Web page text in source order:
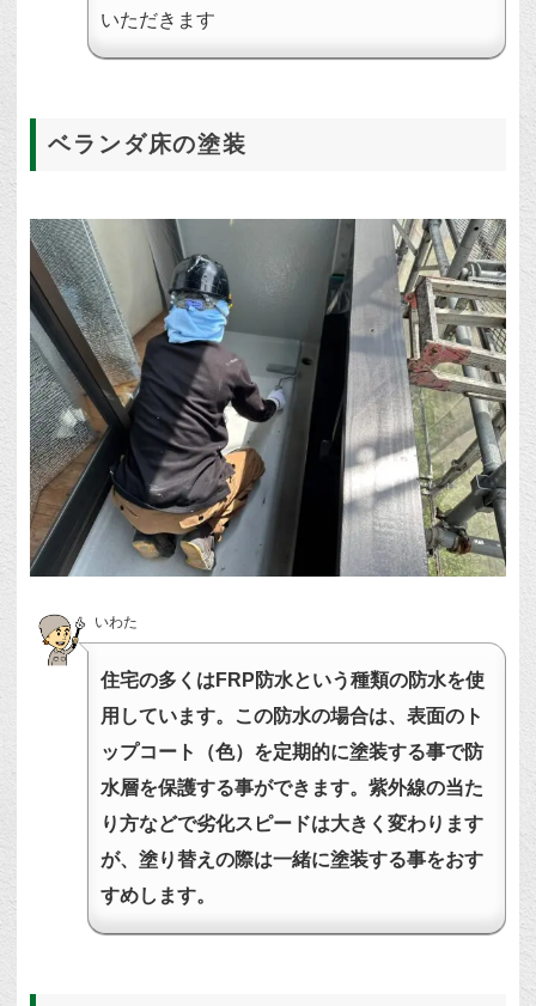
いただきます
ベランダ床の塗装
いわた
住宅の多くはFRP防水という種類の防水を使
用しています。この防水の場合は、表面のト
ップコート（色）を定期的に塗装する事で防
水層を保護する事ができます。紫外線の当た
り方などで劣化スピードは大きく変わります
が、塗り替えの際は一緒に塗装する事をおす
すめします。